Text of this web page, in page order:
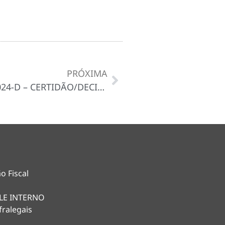
PRÓXIMA
DISPENSA DE LICITAÇÃO Nº 022/2024-D – CERTIDÃO/DECISÃO
Fiscal
INTERNO